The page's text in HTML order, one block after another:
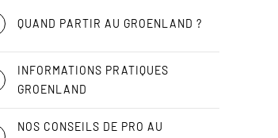
QUAND PARTIR AU GROENLAND ?
INFORMATIONS PRATIQUES
GROENLAND
NOS CONSEILS DE PRO AU